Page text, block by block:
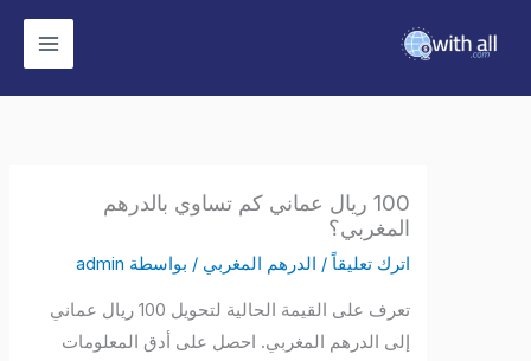
100 ريال عماني كم تساوي بالدرهم
المغربي؟
اترك تعليقاً /الدرهم المغربي/ بواسطة admin
تعرف على القيمة الحالية لتحويل 100 ريال عماني
إلى الدرهم المغربي. احصل على أدق المعلومات